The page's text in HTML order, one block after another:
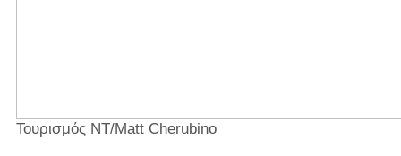
Τουρισμός NT/Matt Cherubino